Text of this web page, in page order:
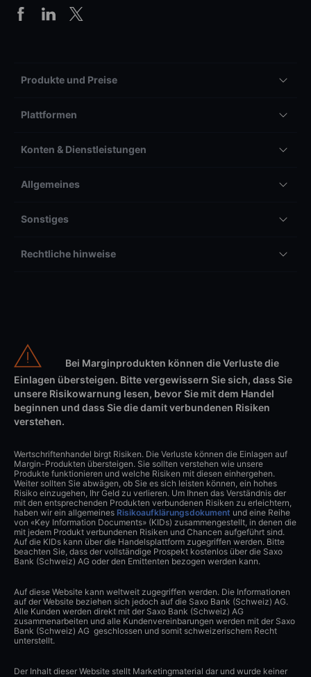
Produkte und Preise
Plattformen
Konten & Dienstleistungen
Allgemeines
Sonstiges
Rechtliche hinweise
Bei Marginprodukten können die Verluste die
Einlagen übersteigen. Bitte vergewissern Sie sich, dass Sie
unsere Risikowarnung lesen, bevor Sie mit dem Handel
beginnen und dass Sie die damit verbundenen Risiken
verstehen.
Wertschriftenhandel birgt Risiken. Die Verluste können die Einlagen auf
Margin-Produkten übersteigen. Sie sollten verstehen wie unsere
Produkte funktionieren und welche Risiken mit diesen einhergehen.
Weiter sollten Sie abwägen, ob Sie es sich leisten können, ein hohes
Risiko einzugehen, Ihr Geld zu verlieren. Um Ihnen das Verständnis der
mit den entsprechenden Produkten verbundenen Risiken zu erleichtern,
haben wir ein allgemeines Risikoaufklärungsdokument und eine Reihe
von «Key Information Documents» (KIDs) zusammengestellt, in denen die
mit jedem Produkt verbundenen Risiken und Chancen aufgeführt sind.
Auf die KIDs kann über die Handelsplattform zugegriffen werden. Bitte
beachten Sie, dass der vollständige Prospekt kostenlos über die Saxo
Bank (Schweiz) AG oder den Emittenten bezogen werden kann.
Auf diese Website kann weltweit zugegriffen werden. Die Informationen
auf der Website beziehen sich jedoch auf die Saxo Bank (Schweiz) AG.
Alle Kunden werden direkt mit der Saxo Bank (Schweiz) AG
zusammenarbeiten und alle Kundenvereinbarungen werden mit der Saxo
Bank (Schweiz) AG geschlossen und somit schweizerischem Recht
unterstellt.
Der Inhalt dieser Website stellt Marketingmaterial dar und wurde keiner